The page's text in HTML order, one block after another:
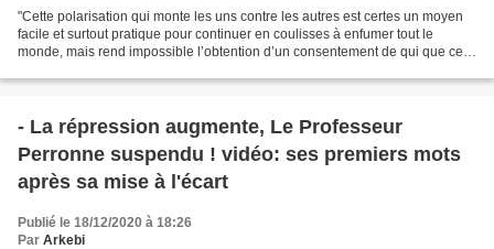
"Cette polarisation qui monte les uns contre les autres est certes un moyen
facile et surtout pratique pour continuer en coulisses à enfumer tout le
monde, mais rend impossible l’obtention d’un consentement de qui que ce
- La répression augmente, Le Professeur
Perronne suspendu ! vidéo: ses premiers mots
après sa mise à l'écart
Publié le 18/12/2020 à 18:26
Par Arkebi